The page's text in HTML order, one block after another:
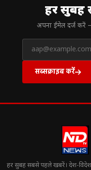
हर सुबह
अपना ईमेल दर्ज करें
सब्सक्राइब करें
हर सुबह सबसे पहले खबरें। देश-विदेश